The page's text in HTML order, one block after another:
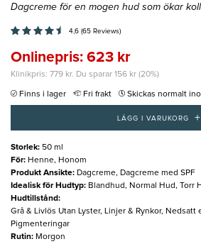
Dagcreme för en mogen hud som ökar
4,6 (65 Reviews)
Onlinepris: 623 kr
Klinikpris: 779 kr. Du sparar 156 kr (20%)
Finns i lager Fri frakt Skickas normalt
LÄGG I VARUKORG +
Storlek: 50 ml
För: Henne, Honom
Produkt Ansikte: Dagcreme, Dagcreme med SPF
Idealisk för Hudtyp: Blandhud, Normal Hud, Torr
Hudtillstånd:
Grå & Livlös Utan Lyster, Linjer & Rynkor,
Pigmenteringar
Rutin: Morgon